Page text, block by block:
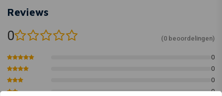
Reviews
0 (0 beoordelingen)
0
0
0
0